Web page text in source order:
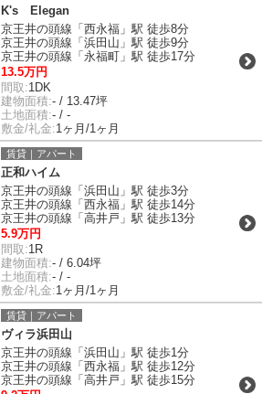
K's Elegan
京王井の頭線「西永福」駅 徒歩8分
京王井の頭線「浜田山」駅 徒歩9分
京王井の頭線「永福町」駅 徒歩17分
13.5万円
間取:1DK
建物面積:- / 13.47坪
土地面積:- / -
敷金/礼金:1ヶ月/1ヶ月
賃貸｜アパート
正和ハイム
京王井の頭線「浜田山」駅 徒歩3分
京王井の頭線「西永福」駅 徒歩14分
京王井の頭線「高井戸」駅 徒歩13分
5.9万円
間取:1R
建物面積:- / 6.04坪
土地面積:- / -
敷金/礼金:1ヶ月/1ヶ月
賃貸｜アパート
ヴィラ浜田山
京王井の頭線「浜田山」駅 徒歩1分
京王井の頭線「西永福」駅 徒歩12分
京王井の頭線「高井戸」駅 徒歩15分